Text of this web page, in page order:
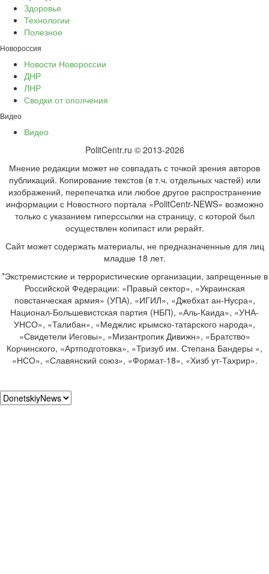
Здоровье
Технологии
Полезное
Новороссия
Новости Новороссии
ДНР
ЛНР
Сводки от ополчения
Видео
Видео
PolitCentr.ru © 2013-2026
Мнение редакции может не совпадать с точкой зрения авторов
публикаций. Копирование текстов (в т.ч. отдельных частей) или
изображений, перепечатка или любое другое распространение
информации с Новостного портала «PolitCentr-NEWS» возможно
только с указанием гиперссылки на страницу, с которой был
осуществлен копипаст или рерайт.
Сайт может содержать материалы, не предназначенные для лиц
младше 18 лет.
*Экстремистские и террористические организации, запрещенные в
Российской Федерации: «Правый сектор», «Украинская
повстанческая армия» (УПА), «ИГИЛ», «Джебхат ан-Нусра»,
Национал-Большевистская партия (НБП), «Аль-Каида», «УНА-
УНСО», «Талибан», «Меджлис крымско-татарского народа»,
«Свидетели Иеговы», «Мизантропик Дивижн», «Братство»
Корчинского, «Артподготовка», «Тризуб им. Степана Бандеры »,
«НСО», «Славянский союз», «Формат-18», «Хизб ут-Тахрир».